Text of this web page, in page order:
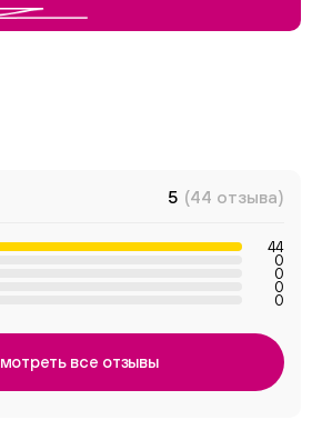
5 (44 отзыва)
44
0
0
0
0
все отзывы